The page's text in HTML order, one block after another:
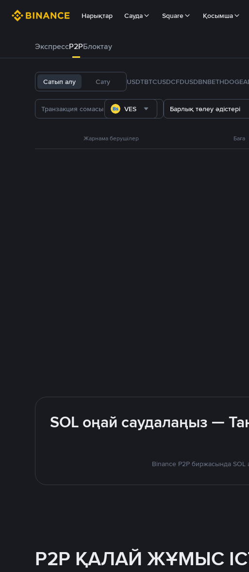
Нарықтар Сауда Square Қосымша
ЭкспрессP2PБлоктау
Сатып алу Сату USDTBTCUSDCFDUSDBNBETHDOGE
VES Барлық төлеу әдістері
Жарнама берушілер Баға
SOL оңай саудалаңыз —
Binance P2P биржасында
P2P ҚАЛАЙ ЖҰМЫС